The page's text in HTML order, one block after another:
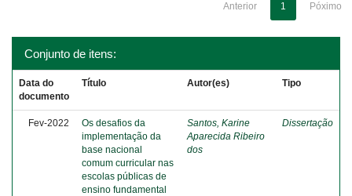
Anterior 1 Póximo
Conjunto de itens:
Data do
documento
Título Autor(es) Tipo
Fev-2022
Os desafios da
implementação da
base nacional
comum curricular nas
escolas públicas de
ensino fundamental
Santos, Karine
Aparecida Ribeiro
dos
Dissertação